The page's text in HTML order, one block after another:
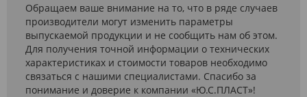
Обращаем ваше внимание на то, что в ряде случаев
производители могут изменить параметры
выпускаемой продукции и не сообщить нам об этом.
Для получения точной информации о технических
характеристиках и стоимости товаров необходимо
связаться с нашими специалистами. Спасибо за
понимание и доверие к компании «Ю.С.ПЛАСТ»!